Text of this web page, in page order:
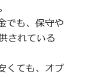
でも、保守や
されている
くても、オプ